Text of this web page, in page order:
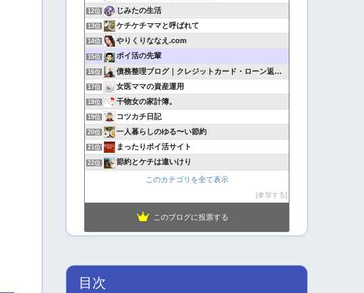
12位 じみたの生活
13位 ケチケチママと呼ばれて
14位 やりくりななえ.com
15位 ポイ活の先輩
16位 債務整理ブログ｜クレジットカード・ローン返済で悩んでいる方へ
17位 女医ママの資産運用
18位 干物女の家計簿。
19位 コツカチ日記
20位 一人暮らしのゆる〜い節約
21位 まったりポイ活サイト
22位 節約とケチは違いけり
このカテゴリを全て表示
参加する
このブログに投票する
目次